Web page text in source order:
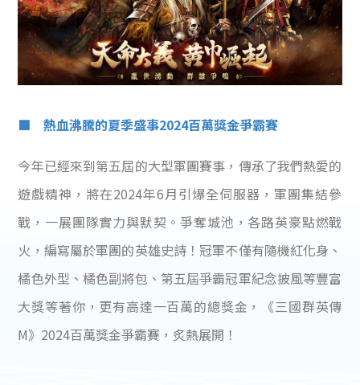
■ 熱血沸騰的夏季盛事2024百萬獎金爭霸賽
今年已經來到第五屆的大型軍團賽事，傳承了我們熱愛的
遊戲精神，將在2024年6月引爆全伺服器，軍團集結參
戰，一展團隊實力與默契。爭奪城池，各路英豪點燃戰
火，編寫屬於軍團的英雄史詩！冠軍不僅有隨機紅化身、
橘色外型、橘色副將包、第五屆爭霸冠軍紀念披風等豐富
大獎等著你，更有高達一百萬的總獎金，《三國群英傳
M》2024百萬獎金爭霸賽，炙熱展開！